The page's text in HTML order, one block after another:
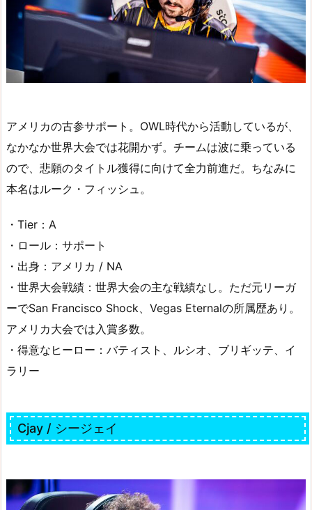
アメリカの古参サポート。OWL時代から活動しているが、
なかなか世界大会では花開かず。チームは波に乗っている
ので、悲願のタイトル獲得に向けて全力前進だ。ちなみに
本名はルーク・フィッシュ。
・Tier：A
・ロール：サポート
・出身：アメリカ / NA
・世界大会戦績：世界大会の主な戦績なし。ただ元リーガ
ーでSan Francisco Shock、Vegas Eternalの所属歴あり。
アメリカ大会では入賞多数。
・得意なヒーロー：バティスト、ルシオ、ブリギッテ、イ
ラリー
Cjay / シージェイ